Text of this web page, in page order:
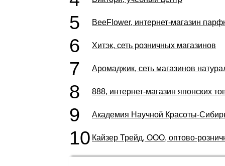
5 BeeFlower, интернет-магазин
6 Хитэк, сеть розничных магазинов
7 Аромаджик, сеть магазинов
8 888, интернет-магазин японских
9 Академия Научной Красоты-
10 Кайзер Трейд, ООО, оптово-